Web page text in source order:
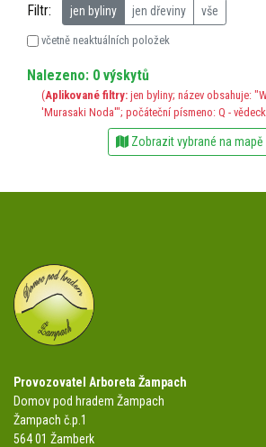
Filtr: jen byliny jen dřeviny vše
včetně neaktuálních položek
Nalezeno: 0 výskytů
(Aplikované filtry: jen byliny; název obsahuje:
'Murasaki Noda'"; počáteční písmeno: Q -
Zobrazit vybrané na mapě
Provozovatel Arboreta Žampach
Domov pod hradem Žampach
Žampach č.p.1
564 01 Žamberk